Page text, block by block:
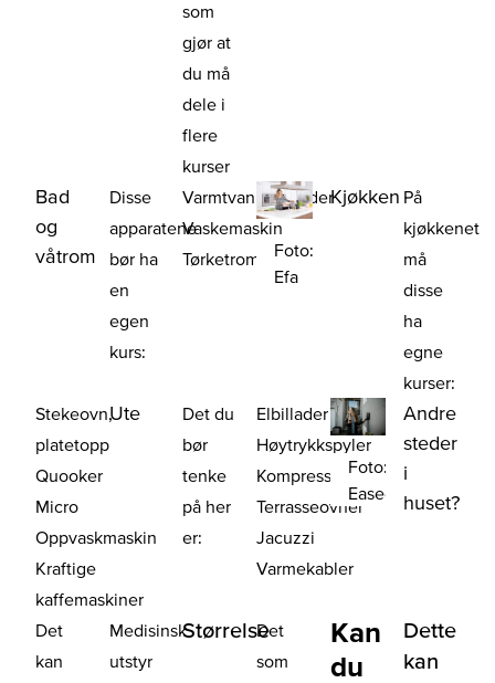
som
gjør at
du må
dele i
flere
kurser
Bad
og
våtrom
Disse
apparatene
bør ha
en
egen
kurs:
Varmtvannsbereder
Vaskemaskin
TørketrommelFoto:
Efa
Kjøkken På
kjøkkenet
må
disse
ha
egne
kurser:
Stekeovn,
platetopp
Quooker
Micro
Oppvaskmaskin
Kraftige
kaffemaskiner
Ute
Det du
bør
tenke
på her
er:
Elbillader
Høytrykkspyler
Kompressor
Terrasseovner
Jacuzzi
Varmekabler
Foto:
Easee
Andre
steder
i
huset?
Det
kan
Medisinsk
utstyr
StørrelseDet
som
Kan
du
Dette
kan